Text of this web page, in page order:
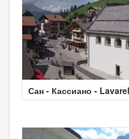
Сан - Кассиано -